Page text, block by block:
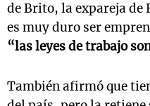
de Brito, la expareja de
es muy duro ser
“las leyes de trabajo
También afirmó que